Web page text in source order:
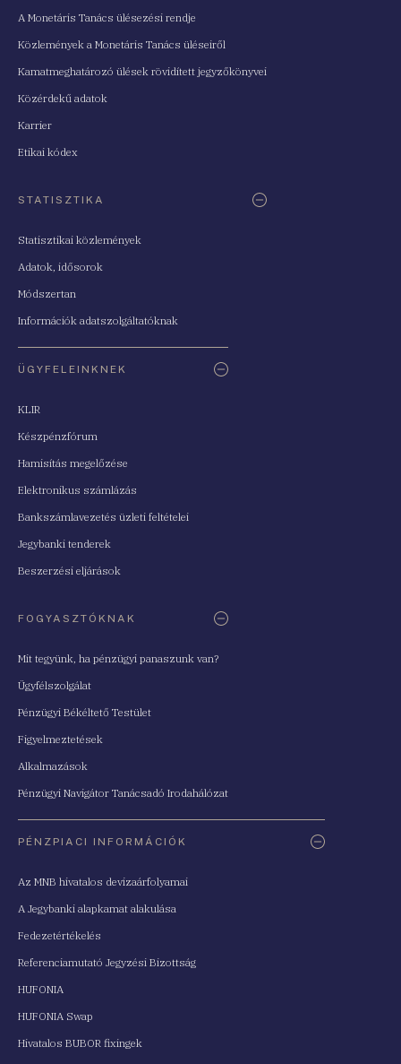
A Monetáris Tanács ülésezési rendje
Közlemények a Monetáris Tanács üléseiről
Kamatmeghatározó ülések rövidített jegyzőkönyvei
Közérdekű adatok
Karrier
Etikai kódex
STATISZTIKA
Statisztikai közlemények
Adatok, idősorok
Módszertan
Információk adatszolgáltatóknak
ÜGYFELEINKNEK
KLIR
Készpénzfórum
Hamisítás megelőzése
Elektronikus számlázás
Bankszámlavezetés üzleti feltételei
Jegybanki tenderek
Beszerzési eljárások
FOGYASZTÓKNAK
Mit tegyünk, ha pénzügyi panaszunk van?
Ügyfélszolgálat
Pénzügyi Békéltető Testület
Figyelmeztetések
Alkalmazások
Pénzügyi Navigátor Tanácsadó Irodahálózat
PÉNZPIACI INFORMÁCIÓK
Az MNB hivatalos devizaárfolyamai
A Jegybanki alapkamat alakulása
Fedezetértékelés
Referenciamutató Jegyzési Bizottság
HUFONIA
HUFONIA Swap
Hivatalos BUBOR fixingek